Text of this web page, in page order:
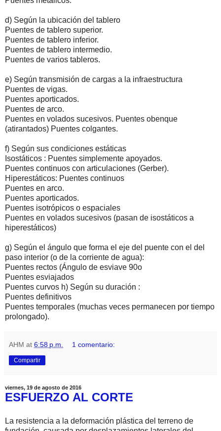
d) Según la ubicación del tablero
Puentes de tablero superior.
Puentes de tablero inferior.
Puentes de tablero intermedio.
Puentes de varios tableros.
e) Según transmisión de cargas a la infraestructura
Puentes de vigas.
Puentes aporticados.
Puentes de arco.
Puentes en volados sucesivos. Puentes obenque
(atirantados) Puentes colgantes.
f) Según sus condiciones estáticas
Isostáticos : Puentes simplemente apoyados.
Puentes continuos con articulaciones (Gerber).
Hiperestáticos: Puentes continuos
Puentes en arco.
Puentes aporticados.
Puentes isotrópicos o espaciales
Puentes en volados sucesivos (pasan de isostáticos a
hiperestáticos)
g) Según el ángulo que forma el eje del puente con el del
paso interior (o de la corriente de agua):
Puentes rectos (Ángulo de esviave 90o
Puentes esviajados
Puentes curvos h) Según su duración :
Puentes definitivos
Puentes temporales (muchas veces permanecen por tiempo
prolongado).
AHM at 6:58 p.m. 1 comentario:
Compartir
viernes, 19 de agosto de 2016
ESFUERZO AL CORTE
La resistencia a la deformación plástica del terreno de